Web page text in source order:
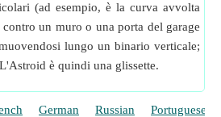
(ad esempio, è la curva avvolta
un muro o una porta del garage
lungo un binario verticale;
è quindi una glissette.
German Russian Portuguese